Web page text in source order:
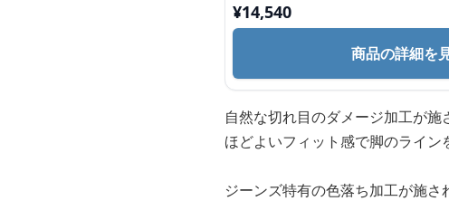
¥14,540
商品の詳細を
自然な切れ目のダメージ加工が施
ほどよいフィット感で脚のライン
ジーンズ特有の色落ち加工が施さ